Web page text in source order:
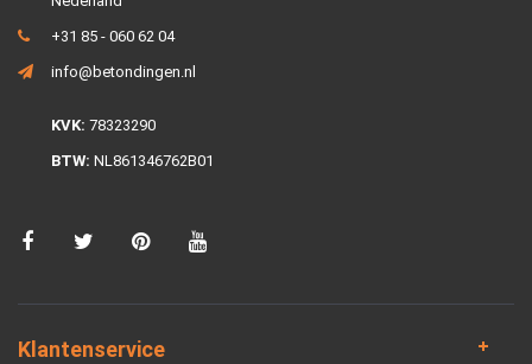
+31 85 - 060 62 04
info@betondingen.nl
KVK: 78323290
BTW: NL861346762B01
Klantenservice